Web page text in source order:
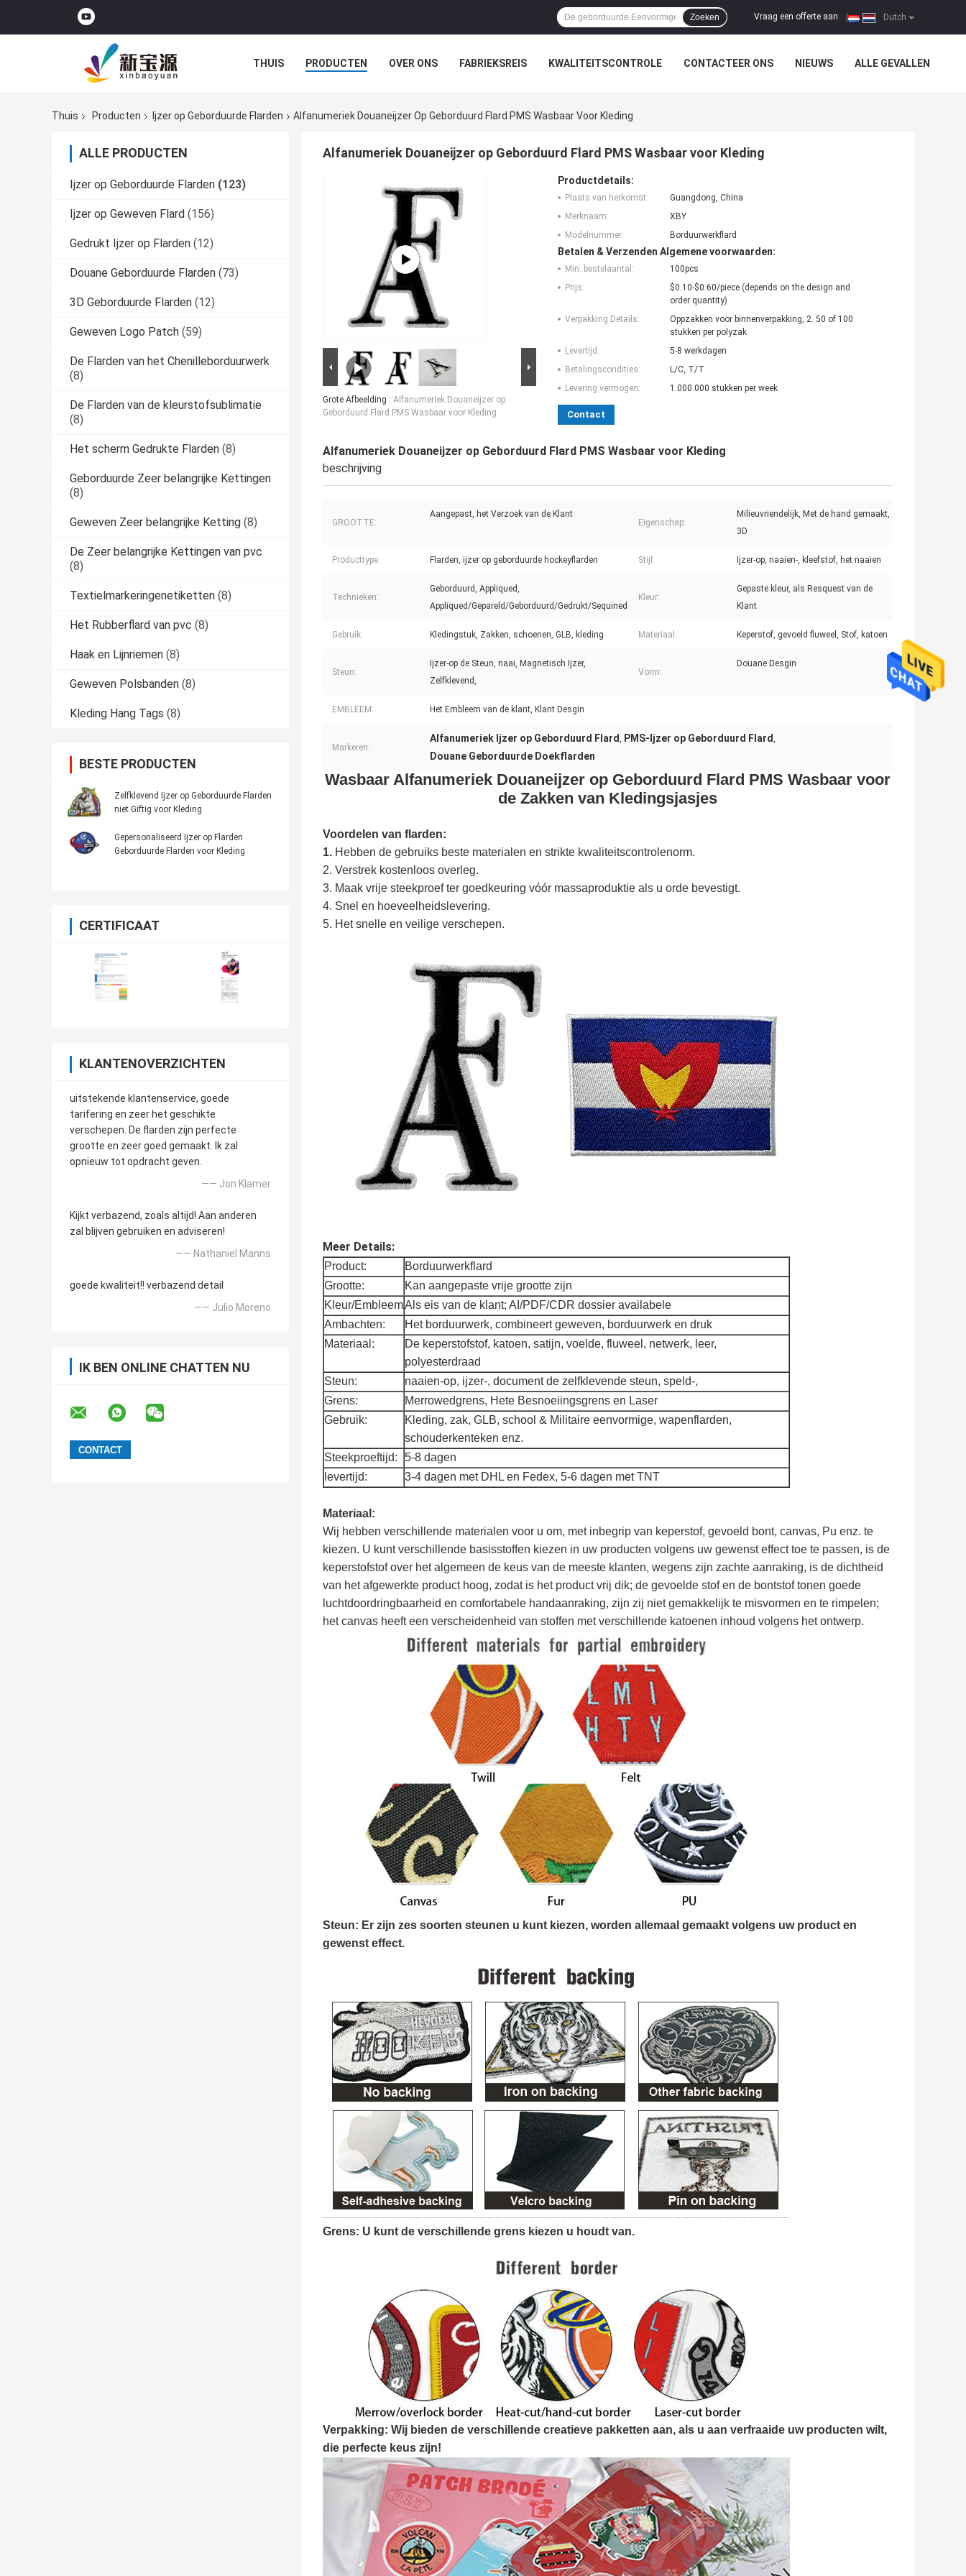
Dutch
Vraag een offerte aan
Zoeken
THUIS PRODUCTEN OVER ONS FABRIEKSREIS KWALITEITSCONTROLE CONTACTEER ONS NIEUWS ALLE GEVALLEN
Thuis Producten Ijzer op Geborduurde Flarden Alfanumeriek Douaneijzer Op Geborduurd Flard PMS Wasbaar Voor Kleding
ALLE PRODUCTEN
Ijzer op Geborduurde Flarden (123)
Ijzer op Geweven Flard (156)
Gedrukt Ijzer op Flarden (12)
Douane Geborduurde Flarden (73)
3D Geborduurde Flarden (12)
Geweven Logo Patch (59)
De Flarden van het Chenilleborduurwerk
(8)
De Flarden van de kleurstofsublimatie
(8)
Het scherm Gedrukte Flarden (8)
Geborduurde Zeer belangrijke Kettingen
(8)
Geweven Zeer belangrijke Ketting (8)
De Zeer belangrijke Kettingen van pvc
(8)
Textielmarkeringenetiketten (8)
Het Rubberflard van pvc (8)
Haak en Lijnriemen (8)
Geweven Polsbanden (8)
Kleding Hang Tags (8)
BESTE PRODUCTEN
Zelfklevend Ijzer op Geborduurde Flarden
niet Giftig voor Kleding
Gepersonaliseerd Ijzer op Flarden
Geborduurde Flarden voor Kleding
CERTIFICAAT
KLANTENOVERZICHTEN
uitstekende klantenservice, goede
tarifering en zeer het geschikte
verschepen. De flarden zijn perfecte
grootte en zeer goed gemaakt. Ik zal
opnieuw tot opdracht geven.
—— Jon Klamer
Kijkt verbazend, zoals altijd! Aan anderen
zal blijven gebruiken en adviseren!
—— Nathaniel Manns
goede kwaliteit!! verbazend detail
—— Julio Moreno
IK BEN ONLINE CHATTEN NU
Alfanumeriek Douaneijzer op Geborduurd Flard PMS Wasbaar voor Kleding
Grote Afbeelding : Alfanumeriek Douaneijzer op
Geborduurd Flard PMS Wasbaar voor Kleding
Productdetails:
Plaats van herkomst:
Guangdong, China
Merknaam:
XBY
Modelnummer:
Borduurwerkflard
Betalen & Verzenden Algemene voorwaarden:
Min. bestelaantal:
100pcs
Prijs:
$0.10-$0.60/piece (depends on the design and
order quantity)
Verpakking Details:
Oppzakken voor binnenverpakking, 2. 50 of 100
stukken per polyzak
Levertijd:
5-8 werkdagen
Betalingscondities:
L/C, T/T
Levering vermogen:
1.000.000 stukken per week
Contact
Alfanumeriek Douaneijzer op Geborduurd Flard PMS Wasbaar voor Kleding
beschrijving
GROOTTE:
Aangepast, het Verzoek van de Klant
Eigenschap:
Milieuvriendelijk, Met de hand gemaakt,
3D
Producttype: Flarden, ijzer op geborduurde hockeyflarden Stijl: Ijzer-op, naaien-, kleefstof, het naaien
Technieken:
Geborduurd, Appliqued,
Appliqued/Gepareld/Geborduurd/Gedrukt/Sequined
Kleur:
Gepaste kleur, als Resquest van de
Klant
Gebruik: Kledingstuk, Zakken, schoenen, GLB, kleding Materiaal: Keperstof, gevoeld fluweel, Stof, katoen
Steun:
Ijzer-op de Steun, naai, Magnetisch Ijzer,
Zelfklevend,
Vorm:
Douane Desgin
EMBLEEM: Het Embleem van de klant, Klant Desgin
Markeren:
Alfanumeriek Ijzer op Geborduurd Flard, PMS-Ijzer op Geborduurd Flard,
Douane Geborduurde Doekflarden
Wasbaar Alfanumeriek Douaneijzer op Geborduurd Flard PMS Wasbaar voor
de Zakken van Kledingsjasjes
Voordelen van flarden:
1. Hebben de gebruiks beste materialen en strikte kwaliteitscontrolenorm.
2. Verstrek kostenloos overleg.
3. Maak vrije steekproef ter goedkeuring vóór massaproduktie als u orde bevestigt.
4. Snel en hoeveelheidslevering.
5. Het snelle en veilige verschepen.
Meer Details:
Product:
Borduurwerkflard
Grootte:
Kan aangepaste vrije grootte zijn
Kleur/EmbleemAls eis van de klant; AI/PDF/CDR dossier availabele
Ambachten:
Het borduurwerk, combineert geweven, borduurwerk en druk
Materiaal:
De keperstofstof, katoen, satijn, voelde, fluweel, netwerk, leer,
polyesterdraad
Steun:
naaien-op, ijzer-, document de zelfklevende steun, speld-,
Grens:
Merrowedgrens, Hete Besnoeiingsgrens en Laser
Gebruik:
Kleding, zak, GLB, school & Militaire eenvormige, wapenflarden,
schouderkenteken enz.
Steekproeftijd:
5-8 dagen
levertijd:
3-4 dagen met DHL en Fedex, 5-6 dagen met TNT
Materiaal:
Wij hebben verschillende materialen voor u om, met inbegrip van keperstof, gevoeld bont, canvas, Pu enz. te
kiezen. U kunt verschillende basisstoffen kiezen in uw producten volgens uw gewenst effect toe te passen, is de
keperstofstof over het algemeen de keus van de meeste klanten, wegens zijn zachte aanraking, is de dichtheid
van het afgewerkte product hoog, zodat is het product vrij dik; de gevoelde stof en de bontstof tonen goede
luchtdoordringbaarheid en comfortabele handaanraking, zijn zij niet gemakkelijk te misvormen en te rimpelen;
het canvas heeft een verscheidenheid van stoffen met verschillende katoenen inhoud volgens het ontwerp.
Steun: Er zijn zes soorten steunen u kunt kiezen, worden allemaal gemaakt volgens uw product en
gewenst effect.
Grens: U kunt de verschillende grens kiezen u houdt van.
Verpakking: Wij bieden de verschillende creatieve pakketten aan, als u aan verfraaide uw producten wilt,
die perfecte keus zijn!